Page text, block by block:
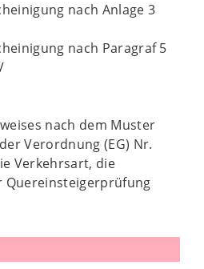
nach Anlage 3
nach Paragraf 5
nach dem Muster
Verordnung (EG) Nr.
Verkehrsart, die
Quereinsteigerprüfung